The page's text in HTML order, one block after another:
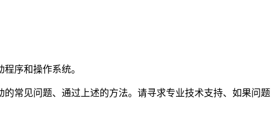
序和操作系统。
常见问题、通过上述的方法。请寻求专业技术支持、如果问题